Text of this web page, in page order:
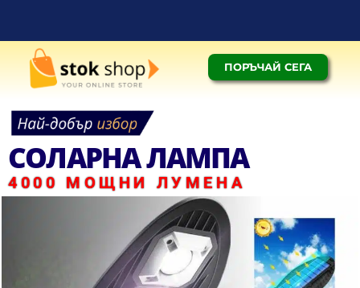
НАЛОЖЕН ПЛАТЕЖ
ПОРЪЧАЙ СЕГА
СОЛАРНА ЛАМПА
4000 МОЩНИ ЛУМЕНА